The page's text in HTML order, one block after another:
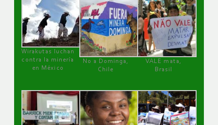
Wirakutas luchan
contra la minería
en México
No a Dominga,
Chile
VALE mata,
Brasil